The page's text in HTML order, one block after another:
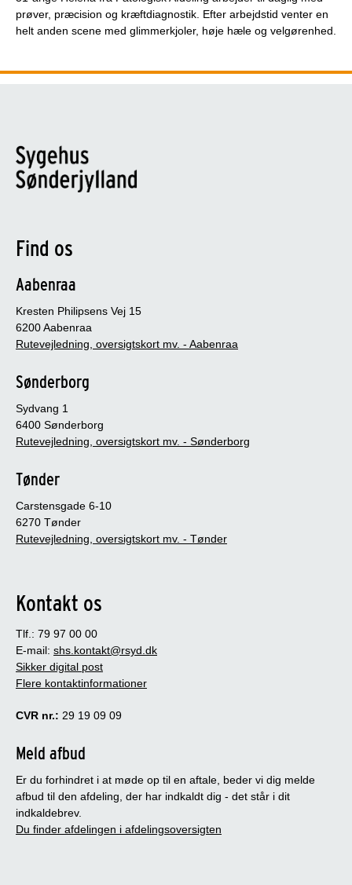
prøver, præcision og kræftdiagnostik. Efter arbejdstid venter en
helt anden scene med glimmerkjoler, høje hæle og velgørenhed.
Find os
Aabenraa
Kresten Philipsens Vej 15
6200 Aabenraa
Rutevejledning, oversigtskort mv. - Aabenraa
Sønderborg
Sydvang 1
6400 Sønderborg
Rutevejledning, oversigtskort mv. - Sønderborg
Tønder
Carstensgade 6-10
6270 Tønder
Rutevejledning, oversigtskort mv. - Tønder
Kontakt os
Tlf.: 79 97 00 00
E-mail: shs.kontakt@rsyd.dk
Sikker digital post
Flere kontaktinformationer
CVR nr.: 29 19 09 09
Meld afbud
Er du forhindret i at møde op til en aftale, beder vi dig melde
afbud til den afdeling, der har indkaldt dig - det står i dit
indkaldebrev.
Du finder afdelingen i afdelingsoversigten